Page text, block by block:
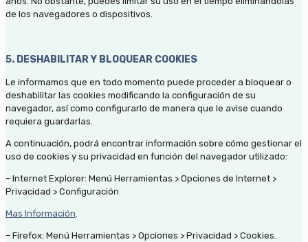
de los navegadores o dispositivos.
5. DESHABILITAR Y BLOQUEAR COOKIES
Le informamos que en todo momento puede proceder a bloquear o
deshabilitar las cookies modificando la configuración de su
navegador, así como configurarlo de manera que le avise cuando
requiera guardarlas.
A continuación, podrá encontrar información sobre cómo gestionar el
uso de cookies y su privacidad en función del navegador utilizado:
– Internet Explorer: Menú Herramientas > Opciones de Internet >
Privacidad > Configuración
Mas Información.
– Firefox: Menú Herramientas > Opciones > Privacidad > Cookies.